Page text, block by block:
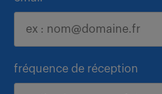
fréquence de réception